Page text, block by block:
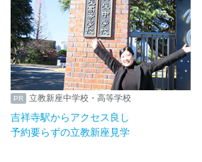
立教新座中学校・高等学校
吉祥寺駅からアクセス良し
予約要らずの立教新座見学